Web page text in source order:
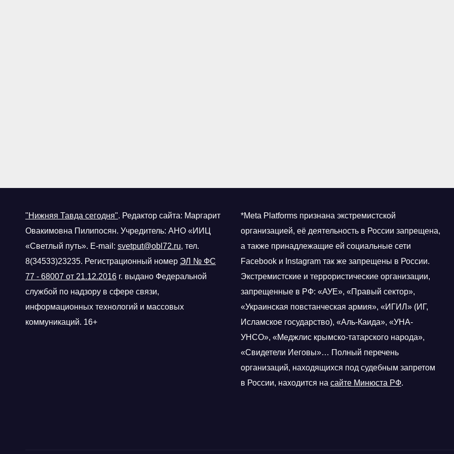
"Нижняя Тавда сегодня". Редактор сайта: Маргарит
Овакимовна Пилипосян. Учредитель: АНО «ИИЦ
«Светлый путь». E-mail: svetput@obl72.ru, тел.
8(34533)23235. Регистрационный номер ЭЛ № ФС
77 - 68007 от 21.12.2016 г. выдано Федеральной
службой по надзору в сфере связи,
информационных технологий и массовых
коммуникаций. 16+
*Meta Platforms признана экстремистской
организацией, её деятельность в России запрещена,
а также принадлежащие ей социальные сети
Facebook и Instagram так же запрещены в России.
Экстремистские и террористические организации,
запрещенные в РФ: «АУЕ», «Правый сектор»,
«Украинская повстанческая армия», «ИГИЛ» (ИГ,
Исламское государство), «Аль-Каида», «УНА-
УНСО», «Меджлис крымско-татарского народа»,
«Свидетели Иеговы»… Полный перечень
организаций, находящихся под судебным запретом
в России, находится на сайте Минюста РФ.